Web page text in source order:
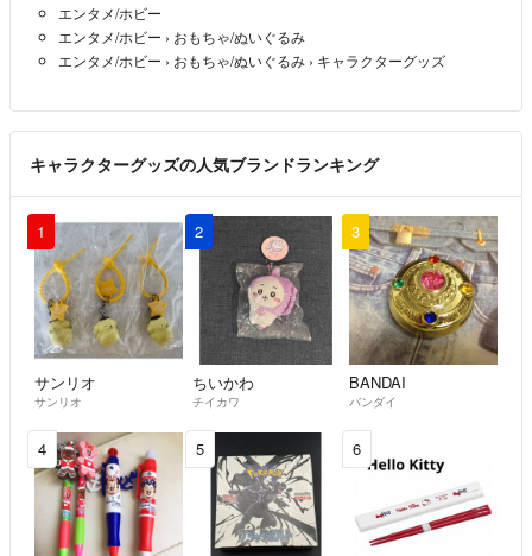
エンタメ/ホビー
エンタメ/ホビー › おもちゃ/ぬいぐるみ
エンタメ/ホビー › おもちゃ/ぬいぐるみ › キャラクターグッズ
キャラクターグッズの人気ブランドランキング
1
サンリオ
サンリオ
2
ちいかわ
チイカワ
3
BANDAI
バンダイ
4 5 6